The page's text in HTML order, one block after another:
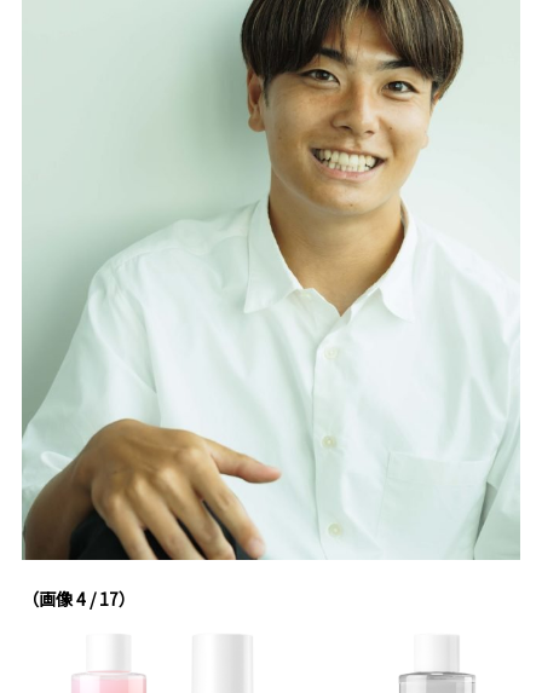
（画像 4 / 17）